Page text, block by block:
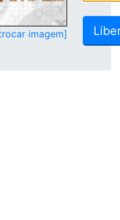
imagem]